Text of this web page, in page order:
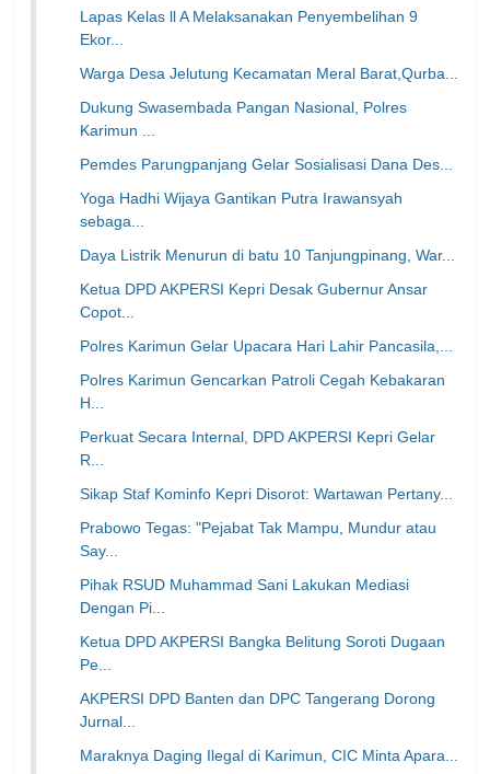
Lapas Kelas ll A Melaksanakan Penyembelihan 9
Ekor...
Warga Desa Jelutung Kecamatan Meral Barat,Qurba...
Dukung Swasembada Pangan Nasional, Polres
Karimun ...
Pemdes Parungpanjang Gelar Sosialisasi Dana Des...
Yoga Hadhi Wijaya Gantikan Putra Irawansyah
sebaga...
Daya Listrik Menurun di batu 10 Tanjungpinang, War...
Ketua DPD AKPERSI Kepri Desak Gubernur Ansar
Copot...
Polres Karimun Gelar Upacara Hari Lahir Pancasila,...
Polres Karimun Gencarkan Patroli Cegah Kebakaran
H...
Perkuat Secara Internal, DPD AKPERSI Kepri Gelar
R...
Sikap Staf Kominfo Kepri Disorot: Wartawan Pertany...
Prabowo Tegas: "Pejabat Tak Mampu, Mundur atau
Say...
Pihak RSUD Muhammad Sani Lakukan Mediasi
Dengan Pi...
Ketua DPD AKPERSI Bangka Belitung Soroti Dugaan
Pe...
AKPERSI DPD Banten dan DPC Tangerang Dorong
Jurnal...
Maraknya Daging Ilegal di Karimun, CIC Minta Apara...